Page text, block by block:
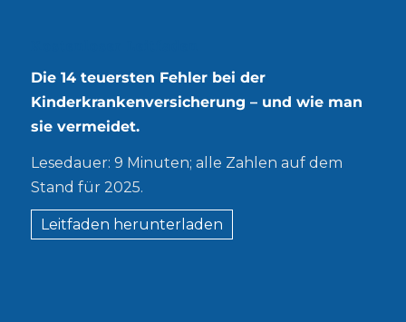
Die 14 teuersten Fehler bei der
Kinderkrankenversicherung – und wie man
sie vermeidet.
Lesedauer: 9 Minuten; alle Zahlen auf dem
Stand für 2025.
Leitfaden herunterladen